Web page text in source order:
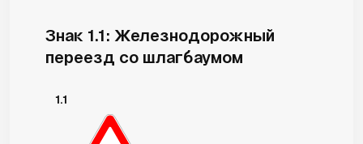
Знак 1.1: Железнодорожный
переезд со шлагбаумом
1.1